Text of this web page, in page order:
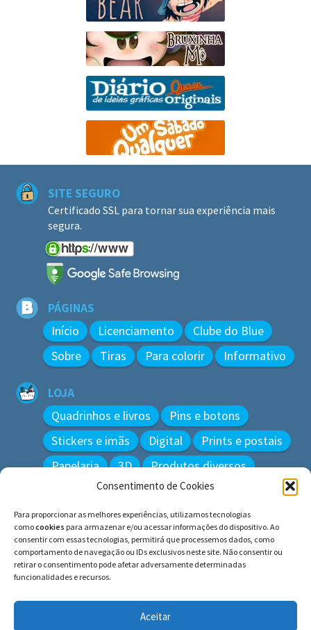
Consentimento de Cookies
Para proporcionar as melhores experiências, utilizamos tecnologias
comocookies para armazenar e/ou acessar informações do dispositivo. Ao
consentir com essas tecnologias, permitirá que processemos dados, como
comportamento de navegação ou IDs exclusivos neste site. Não consentir ou
retirar o consentimento pode afetar adversamente determinadas
funcionalidades e recursos.
Aceitar
SITE SEGURO
Certificado SSL para tornar sua experiência mais
segura.
PÁGINAS
Início Licenciamento
Clube do Blue
Sobre
Tiras Para colorir Informativo
LOJA
Quadrinhos e livros
Pins e botons
Stickers e imãs
Digital
Prints e postais
Papelaria
3D Produtos diversos
Pesquisar
por:
© BLUE e os gatos ∙ todos os direitos reservados.
Histórias inspiradas em gatos reais. Adote e cuide dos